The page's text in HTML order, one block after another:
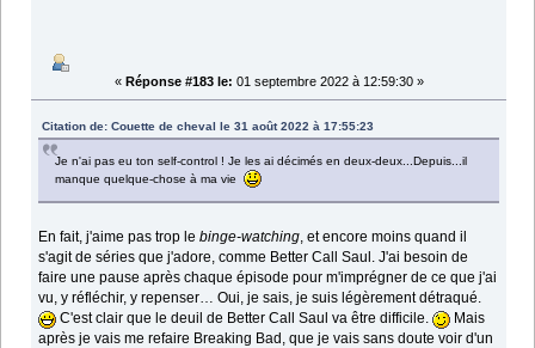
« Réponse #183 le: 01 septembre 2022 à 12:59:30 »
Citation de: Couette de cheval le 31 août 2022 à 17:55:23
Je n'ai pas eu ton self-control ! Je les ai décimés en deux-deux...Depuis...il
manque quelque-chose à ma vie
En fait, j'aime pas trop lebinge-watching , et encore moins quand il
s'agit de séries que j'adore, comme Better Call Saul. J'ai besoin de
faire une pause après chaque épisode pour m'imprégner de ce que j'ai
vu, y réfléchir, y repenser… Oui, je sais, je suis légèrement détraqué.
C'est clair que le deuil de Better Call Saul va être difficile.
Mais
après je vais me refaire Breaking Bad, que je vais sans doute voir d'un